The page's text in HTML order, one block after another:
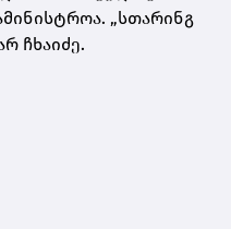
„სთარინგ
ჩხაიძე.